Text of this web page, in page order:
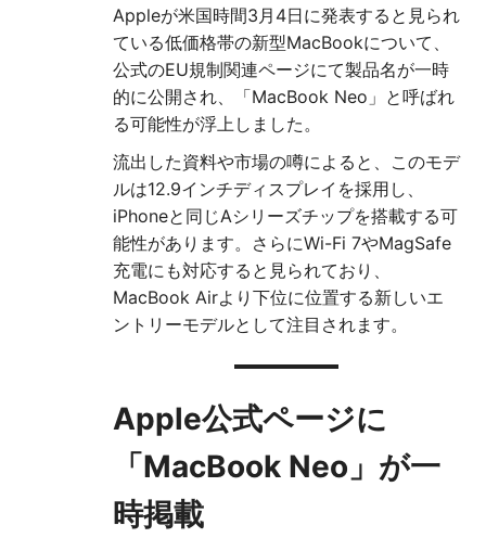
Appleが米国時間3月4日に発表すると見られ
ている低価格帯の新型MacBookについて、
公式のEU規制関連ページにて製品名が一時
的に公開され、「MacBook Neo」と呼ばれ
る可能性が浮上しました。
流出した資料や市場の噂によると、このモデ
ルは12.9インチディスプレイを採用し、
iPhoneと同じAシリーズチップを搭載する可
能性があります。さらにWi-Fi 7やMagSafe
充電にも対応すると見られており、
MacBook Airより下位に位置する新しいエ
ントリーモデルとして注目されます。
Apple公式ページに
「MacBook Neo」が一
時掲載